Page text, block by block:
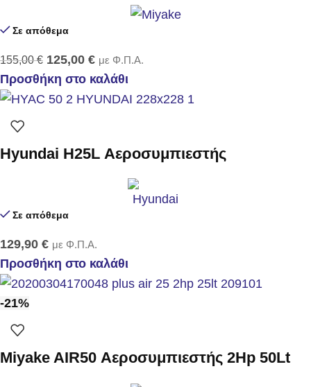
Σε απόθεμα
155,00€ 125,00 € με Φ.Π.Α.
Προσθήκη στο καλάθι
Hyundai H25L Αεροσυμπιεστής
Σε απόθεμα
129,90 € με Φ.Π.Α.
Προσθήκη στο καλάθι
-21%
Miyake AIR50 Αεροσυμπιεστής 2Hp 50Lt